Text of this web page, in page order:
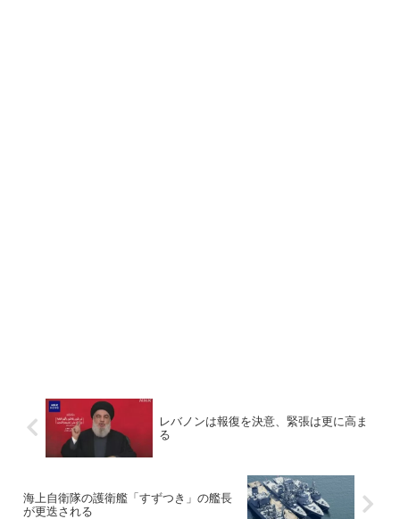
レバノンは報復を決意、緊張は更に高ま
る
海上自衛隊の護衛艦「すずつき」の艦長
が更迭される